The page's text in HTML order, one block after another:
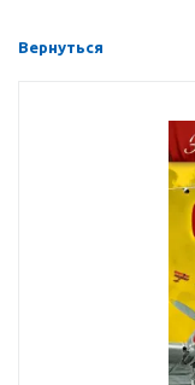
Вернуться